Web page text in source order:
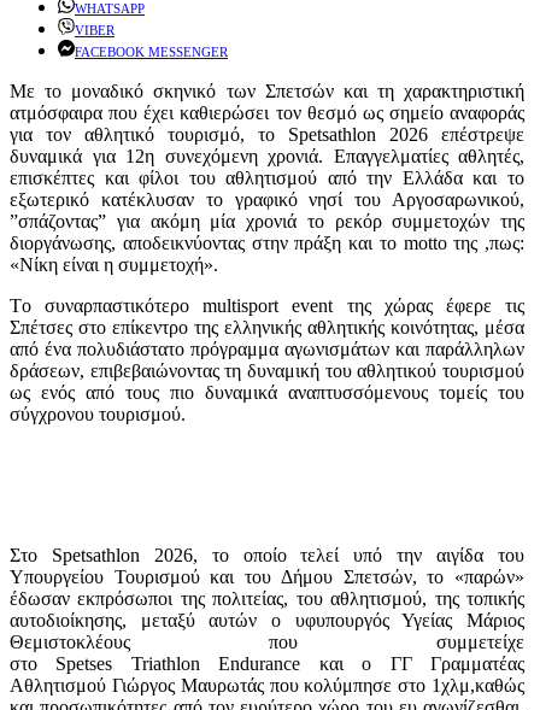
WHATSAPP
VIBER
FACEBOOK MESSENGER
Με το μοναδικό σκηνικό των Σπετσών και τη χαρακτηριστική
ατμόσφαιρα που έχει καθιερώσει τον θεσμό ως σημείο αναφοράς
για τον αθλητικό τουρισμό, το Spetsathlon 2026 επέστρεψε
δυναμικά για 12η συνεχόμενη χρονιά. Επαγγελματίες αθλητές,
επισκέπτες και φίλοι του αθλητισμού από την Ελλάδα και το
εξωτερικό κατέκλυσαν το γραφικό νησί του Αργοσαρωνικού,
”σπάζοντας” για ακόμη μία χρονιά το ρεκόρ συμμετοχών της
διοργάνωσης, αποδεικνύοντας στην πράξη και το motto της ,πως:
«Νίκη είναι η συμμετοχή».
Tο συναρπαστικότερο multisport event της χώρας έφερε τις
Σπέτσες στο επίκεντρο της ελληνικής αθλητικής κοινότητας, μέσα
από ένα πολυδιάστατο πρόγραμμα αγωνισμάτων και παράλληλων
δράσεων, επιβεβαιώνοντας τη δυναμική του αθλητικού τουρισμού
ως ενός από τους πιο δυναμικά αναπτυσσόμενους τομείς του
σύγχρονου τουρισμού.
Στο Spetsathlon 2026, το οποίο τελεί υπό την αιγίδα του
Υπουργείου Τουρισμού και του Δήμου Σπετσών, το «παρών»
έδωσαν εκπρόσωποι της πολιτείας, του αθλητισμού, της τοπικής
αυτοδιοίκησης, μεταξύ αυτών ο υφυπουργός Υγείας Μάριος
Θεμιστοκλέους που συμμετείχε
στο Spetses Triathlon Endurance και ο ΓΓ Γραμματέας
Αθλητισμού Γιώργος Μαυρωτάς που κολύμπησε στο 1χλμ,καθώς